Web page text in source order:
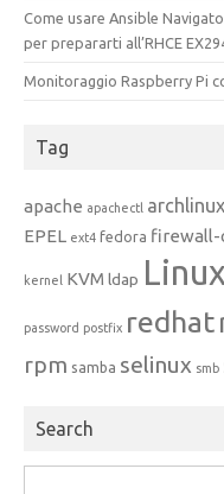
Come usare Ansible
per prepararti all’RHCE
Monitoraggio Raspberry Pi
Tag
apache apachectl archlinux
EPEL ext4 fedora firewall-
kernel KVM ldap Linux
password postfix redhat
rpm samba selinux smb
Search